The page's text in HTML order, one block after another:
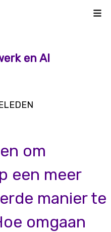
en AI
om
een meer
manier te
omgaan